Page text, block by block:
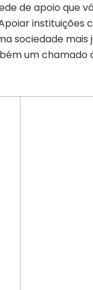
de apoio que
sociedade
um chamado